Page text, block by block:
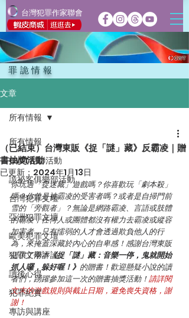
台灣犯罪作家聯會
罪詭情報
文章
所有情報
CWT犯聯活動
詭祕客俱樂部活動
台灣犯罪文壇
亞洲犯罪文壇
歐美犯罪文壇
犯罪文學評論
讀後心得
犯罪紀實
專訪與講座
所有情報
（已結束）台灣東販《捉「謎」藏》反霸凌｜贈
書抽獎活動
已更新： 2024年1月13日
你玩過「捉迷藏」遊戲嗎？你喜歡玩「劇本殺」
嗎？你曾是被霸凌的受害者嗎？或者是自掃門前
雪的「旁觀者」？無論是網路霸凌、言語或肢體
的霸凌，任何人或團體都沒有權力去霸凌或縱容
加害者，只有懦弱的人才會透過欺負他人的行
為，來掩蓋深藏於內心的自卑感！感謝台灣東販
提供了兩本《捉「謎」藏：音樂一停，鬼就開始
抓人囉，躲好喔！》 的贈書！歡迎懸疑小說的讀
者們，踴躍參加這一次的贈書抽獎活動！請詳閱
文末的遊戲規則與截止日期，避免喪失資格，謝
謝！